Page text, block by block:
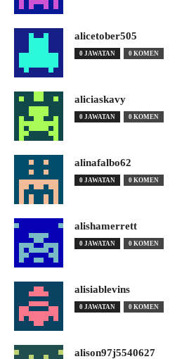
alicetober505
0 JAWATAN 0 KOMEN
aliciaskavy
0 JAWATAN 0 KOMEN
alinafalbo62
0 JAWATAN 0 KOMEN
alishamerrett
0 JAWATAN 0 KOMEN
alisiablevins
0 JAWATAN 0 KOMEN
alison97j5540627